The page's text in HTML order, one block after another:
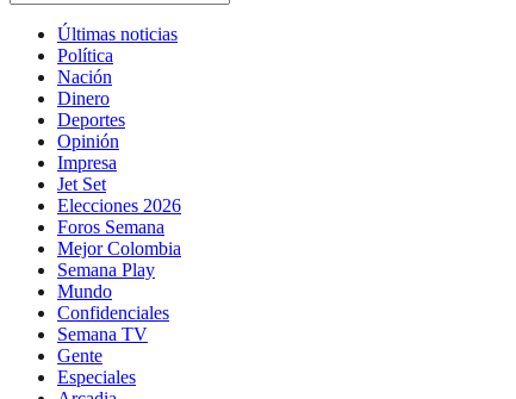
Últimas noticias
Política
Nación
Dinero
Deportes
Opinión
Impresa
Jet Set
Elecciones 2026
Foros Semana
Mejor Colombia
Semana Play
Mundo
Confidenciales
Semana TV
Gente
Especiales